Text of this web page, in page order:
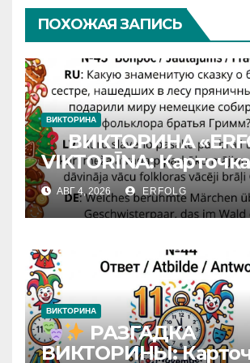
ПОХОЖАЯ ЗАПИСЬ
ВИКТОРИНА
ВИКТОРИНА
VIKTORĪNA:
АВГ 4, 2026 ERFOLG
ВИКТОРИНА
РАЗГАДКА
ВИКТОРИНЫ: